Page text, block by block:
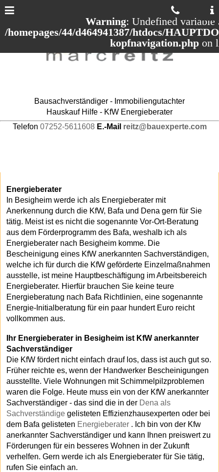
Warning: Undefined variable
/homepages/44/d464941387/htdocs/
kopfnavigation.php on
Bausachverständiger - Immobiliengutachter
Hauskauf Hilfe - KfW Energieberater
Telefon 07252-5611608 E.-Mail reitz@bauexperte.com
Energieberater
In Besigheim werde ich als Energieberater mit
Anerkennung durch die KfW, Bafa und Dena gern für Sie
tätig. Meist ist es nicht die sogenannte Vor-Ort-Beratung
aus dem Förderprogramm des Bafa, weshalb ich als
Energieberater nach Besigheim komme. Die
Bescheinigung eines KfW anerkannten Sachverständigen,
welche ich für durch die KfW geförderte Einzelmaßnahmen
ausstelle, ist meine Hauptbeschäftigung im Arbeitsbereich
Energieberater. Hierfür brauchen Sie keine teure
Energieberatung nach Bafa Richtlinien, eine sogenannte
Energie-Initialberatung für ein paar hundert Euro reicht
vollkommen aus.
Ihr Energieberater in Besigheim ist KfW anerkannter
Sachverständiger
Die KfW fördert nicht einfach drauf los, dass ist auch gut so.
Früher reichte es, wenn der Handwerker Bescheinigungen
ausstellte. Viele Wohnungen mit Schimmelpilzproblemen
waren die Folge. Heute muss ein von der KfW anerkannter
Sachverständiger - das sind die in der Dena als
Sachverständige gelisteten Effizienzhausexperten oder bei
dem Bafa gelisteten Energieberater . Ich bin von der Kfw
anerkannter Sachverständiger und kann Ihnen preiswert zu
Förderungen für ein besseres Wohnen in der Zukunft
verhelfen. Gern werde ich als Energieberater für Sie tätig,
rufen Sie einfach an.